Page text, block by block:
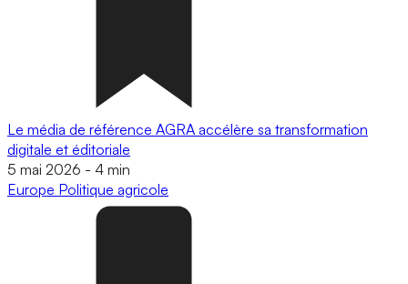
Le média de référence AGRA accélère sa transformation
digitale et éditoriale
5 mai 2026 - 4 min
Europe Politique agricole